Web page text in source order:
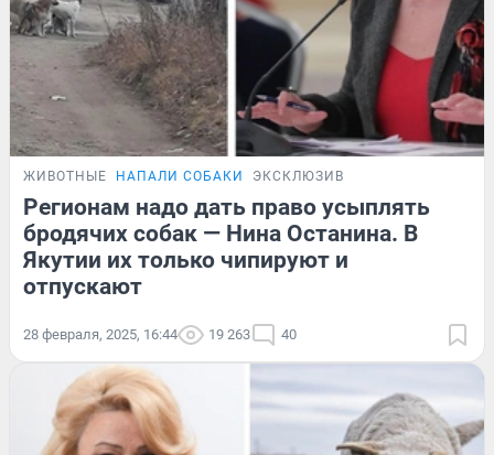
ЖИВОТНЫЕ НАПАЛИ СОБАКИ ЭКСКЛЮЗИВ
Регионам надо дать право усыплять
бродячих собак — Нина Останина. В
Якутии их только чипируют и
отпускают
28 февраля, 2025, 16:44 19 263 40